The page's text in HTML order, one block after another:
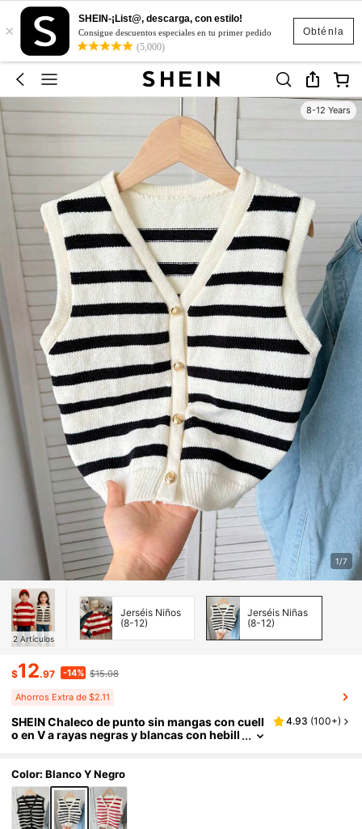
Obténla
×
SHEIN-¡List@, descarga, con estilo!
Consigue descuentos especiales en tu primer pedido
(5,000)
8-12 Years
1/7
2 Artículos
Jerséis Niños
(8-12)
Jerséis Niñas
(8-12)
$12.97 -14% $15.08
Ahorros Extra de $2.11
SHEIN Chaleco de punto sin mangas con cuell
o en V a rayas negras y blancas con hebill
a escuela para niña preadolescente
4.93 (100+)
Color: Blanco Y Negro